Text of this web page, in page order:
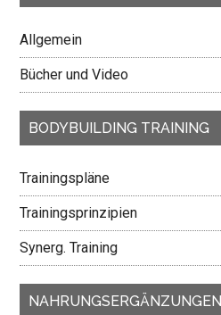
Allgemein
Bücher und Video
BODYBUILDING TRAINING
Trainingspläne
Trainingsprinzipien
Synerg. Training
NAHRUNGSERGÄNZUNGEN